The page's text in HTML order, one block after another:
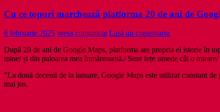
Cu ce topuri marchează platforma 20 de ani de
6 februarie 2025 presa comunicat Lasă un comentariu
După 20 de ani de Google Maps, platforma are propria ei istorie în
mine/ și din paloarea mea înmărmurită./ Sunt fețe umede cât o
”La două decenii de la lansare, Google Maps este utilizat constant
mai jos.